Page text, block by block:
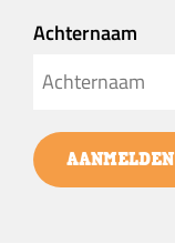
Achternaam
AANMELDEN